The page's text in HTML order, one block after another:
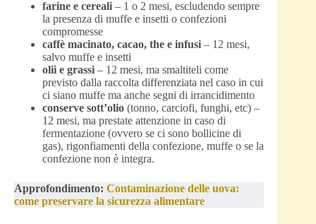
farine e cereali – 1 o 2 mesi, escludendo sempre
la presenza di muffe e insetti o confezioni
compromesse
caffè macinato, cacao, the e infusi – 12 mesi,
salvo muffe e insetti
olii e grassi – 12 mesi, ma smaltiteli come
previsto dalla raccolta differenziata nel caso in cui
ci siano muffe ma anche segni di irrancidimento
conserve sott’olio (tonno, carciofi, funghi, etc) –
12 mesi, ma prestate attenzione in caso di
fermentazione (ovvero se ci sono bollicine di
gas), rigonfiamenti della confezione, muffe o se la
confezione non è integra.
Approfondimento: Contaminazione delle uova:
come preservare la sicurezza alimentare